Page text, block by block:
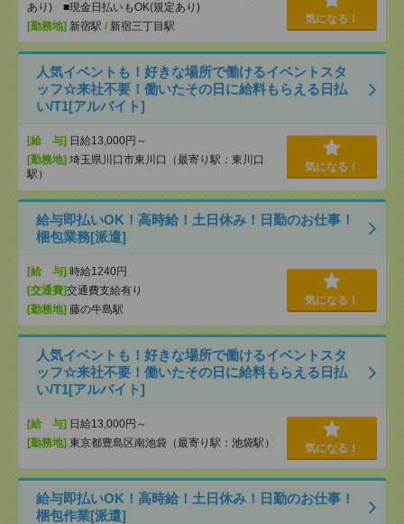
あり) ■現金日払いもOK(規定あり)
[勤務地] 新宿駅 / 新宿三丁目駅
気になる！
人気イベントも！好きな場所で働けるイベントスタ
ッフ☆来社不要！働いたその日に給料もらえる日払
い/T1[アルバイト]
[給 与] 日給13,000円～
[勤務地] 埼玉県川口市東川口（最寄り駅：東川口
駅）
気になる！
給与即払いOK！高時給！土日休み！日勤のお仕事！
梱包業務[派遣]
[給 与] 時給1240円
[交通費]交通費支給有り
[勤務地] 藤の牛島駅
気になる！
人気イベントも！好きな場所で働けるイベントスタ
ッフ☆来社不要！働いたその日に給料もらえる日払
い/T1[アルバイト]
[給 与] 日給13,000円～
[勤務地] 東京都豊島区南池袋（最寄り駅：池袋駅） 気になる！
給与即払いOK！高時給！土日休み！日勤のお仕事！
梱包作業[派遣]